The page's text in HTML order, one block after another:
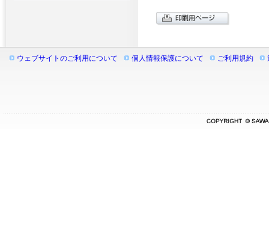
ウェブサイトのご利用について 個人情報保護について ご利用規約